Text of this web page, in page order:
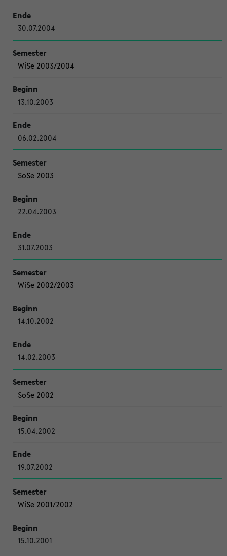
30.07.2004
WiSe 2003/2004
13.10.2003
06.02.2004
SoSe 2003
22.04.2003
31.07.2003
WiSe 2002/2003
14.10.2002
14.02.2003
SoSe 2002
15.04.2002
19.07.2002
WiSe 2001/2002
15.10.2001